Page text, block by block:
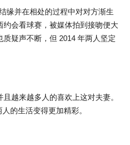
缘并在相处的过程中对对方渐生
约会看球赛，被媒体拍到接吻便大
疑声不断，但 2014 年两人坚定
越来越多人的喜欢上这对夫妻。
的生活变得更加精彩。